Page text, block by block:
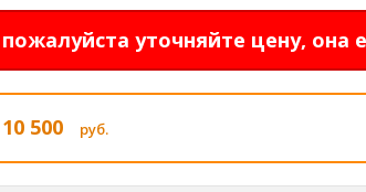
пожалуйста уточняйте цену, она
10 500 руб.